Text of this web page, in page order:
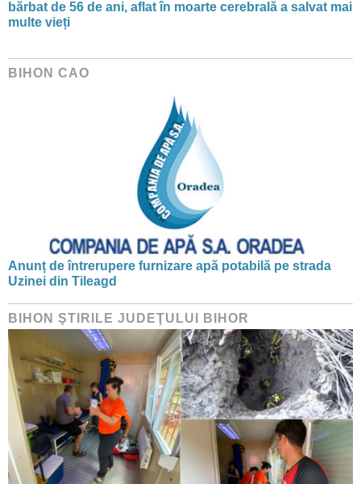
bărbat de 56 de ani, aflat în moarte cerebrală a salvat mai
multe vieți
BIHON CAO
Anunț de întrerupere furnizare apă potabilă pe strada
Uzinei din Tileagd
BIHON ŞTIRILE JUDEŢULUI BIHOR